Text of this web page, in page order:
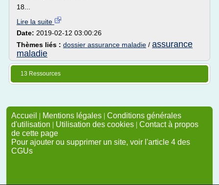
18...
Lire la suite
Date: 2019-02-12 03:00:26
Thèmes liés : dossier assurance maladie / assurance
maladie
13 Ressources
Accueil | Mentions légales | Conditions générales
d'utilisation | Utilisation des cookies | Contact à propos
de cette page
Pour ajouter ou supprimer un site, voir l'article 4 des
CGUs